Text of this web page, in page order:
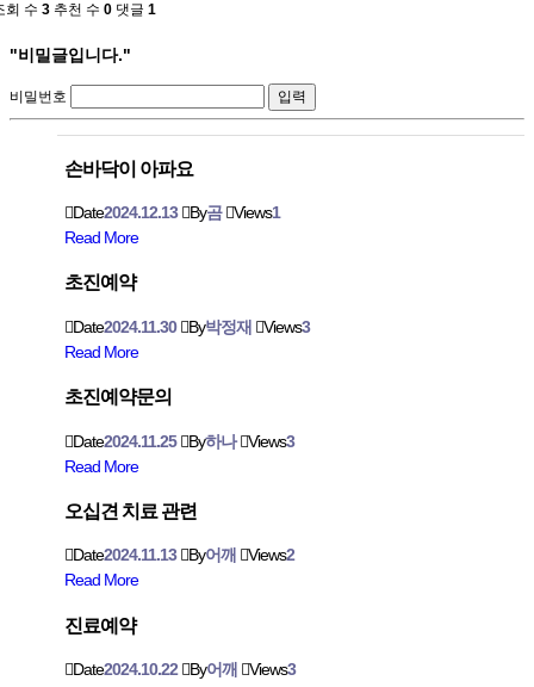
회 수 3 추천 수 0 댓글 1
"비밀글입니다."
비밀번호
손바닥이 아파요
Date2024.12.13 By곰 Views1
Read More
초진예약
Date2024.11.30 By박정재 Views3
Read More
초진예약문의
Date2024.11.25 By하나 Views3
Read More
오십견 치료 관련
Date2024.11.13 By어깨 Views2
Read More
진료예약
Date2024.10.22 By어깨 Views3